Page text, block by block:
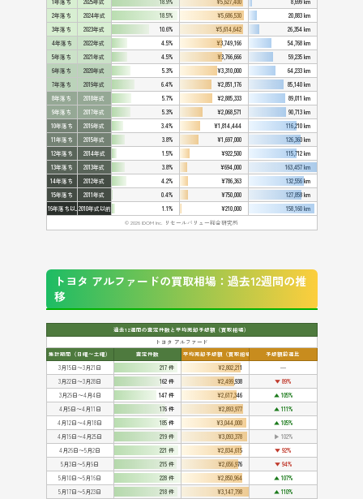
1年落ち
2025年式 18.9% ¥5,627,400
8,699 km
2年落ち
2024年式 18.5% ¥5,686,530
20,883 km
3年落ち
2023年式 10.6% ¥5,614,642
26,354 km
4年落ち
2022年式 4.5% ¥3,749,166
54,768 km
5年落ち
2021年式 4.5% ¥3,766,666
59,235 km
6年落ち
2020年式 5.3% ¥3,310,000
64,233 km
7年落ち
2019年式 6.4% ¥2,851,176
85,140 km
8年落ち
2018年式 5.7% ¥2,885,333
89,011 km
9年落ち
2017年式 5.3% ¥2,068,571
90,713 km
10年落ち
2016年式 3.4% ¥1,814,444
116,210 km
11年落ち
2015年式 3.8% ¥1,697,000
126,360 km
12年落ち
2014年式 1.5% ¥922,500
115,712 km
13年落ち
2013年式 3.8% ¥694,000
163,457 km
14年落ち
2012年式 4.2% ¥786,363
132,556 km
15年落ち
2011年式 0.4% ¥750,000
127,858 km
16年落ち以上2010年式以前 1.1% ¥210,000
158,160 km
© 2026 IDOM Inc. リセールバリュー総合研究所
トヨタ アルファードの買取相場：過去12週間の推
移
過去12週間の査定件数と平均売却予想額（買取相場）
トヨタ アルファード
集計期間（日曜〜土曜）
査定件数 平均売却予想額（買取相場）
予想額前週比
3月15日〜3月21日
217 件 ¥2,802,211
━
3月22日〜3月28日
162 件 ¥2,499,938
▼ 89%
3月29日〜4月4日
147 件 ¥2,617,346
▲ 105%
4月5日〜4月11日
176 件 ¥2,893,977
▲ 111%
4月12日〜4月18日
185 件 ¥3,044,000
▲ 105%
4月19日〜4月25日
219 件 ¥3,093,378
▶ 102%
4月26日〜5月2日
221 件 ¥2,834,615
▼ 92%
5月3日〜5月9日
215 件 ¥2,656,976
▼ 94%
5月10日〜5月16日
228 件 ¥2,850,964
▲ 107%
5月17日〜5月23日
218 件 ¥3,147,798
▲ 110%